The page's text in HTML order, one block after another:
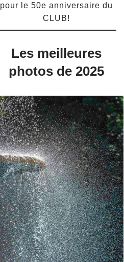
pour le 50e anniversaire du
CLUB!
Les meilleures
photos de 2025